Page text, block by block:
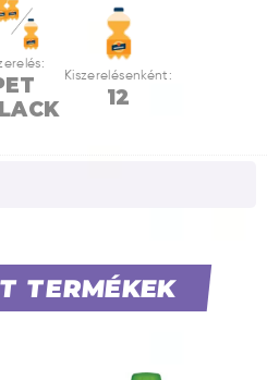
Kiszerelésenként:
12
TERMÉKEK